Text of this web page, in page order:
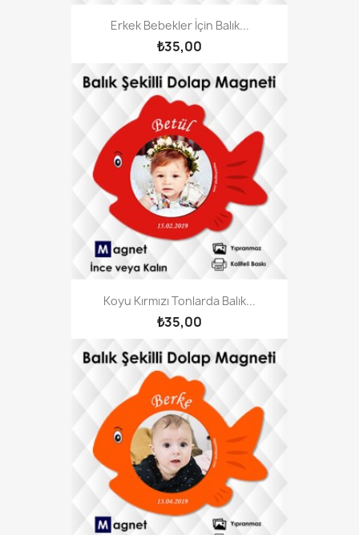
Erkek Bebekler İçin Balık...
₺35,00
Koyu Kırmızı Tonlarda Balık...
₺35,00